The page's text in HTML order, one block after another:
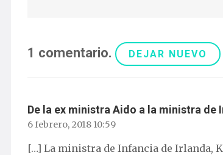
1 comentario. DEJAR NUEVO
De la ex ministra Aido a la ministra de
6 febrero, 2018 10:59
[…] La ministra de Infancia de Irlanda,